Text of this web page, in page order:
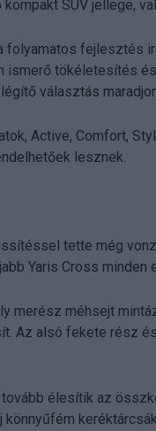
SUV jellege,
folyamatos fejlesztés
tökéletesítés
választás
Active, Comfort,
lesznek.
tette még
Yaris Cross
merész méhsejt
Az alsó fekete rész
élesítik az
könnyűfém